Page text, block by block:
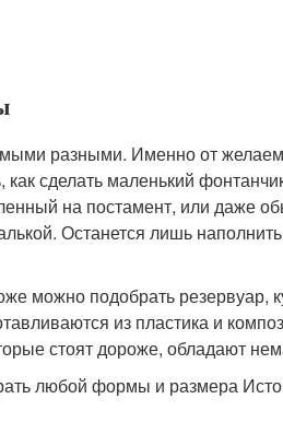
разными. Именно от
сделать маленький
на постамент, или даже
Останется лишь
можно подобрать резервуар,
из пластика и
стоят дороже, обладают
любой формы и размера